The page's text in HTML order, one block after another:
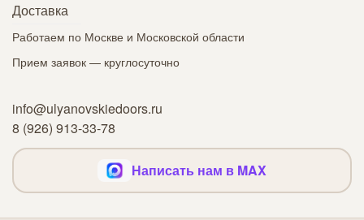
Доставка
Работаем по Москве и Московской области
Прием заявок — круглосуточно
info@ulyanovskiedoors.ru
8 (926) 913-33-78
Написать нам в MAX